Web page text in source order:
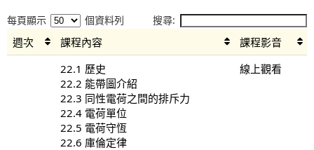
每頁顯示 個資料列 搜尋:
週次 課程內容
課程影音
22.1 歷史
22.2 能帶圖介紹
22.3 同性電荷之間的排斥力
22.4 電荷單位
22.5 電荷守恆
22.6 庫倫定律
線上觀看